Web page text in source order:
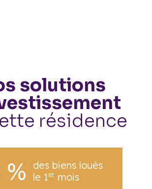
solutions
résidence
des biens loués
le 1ermois